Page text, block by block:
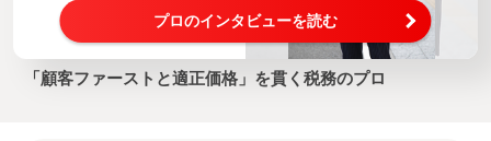
プロのインタビューを読む
「顧客ファーストと適正価格」を貫く税務のプロ